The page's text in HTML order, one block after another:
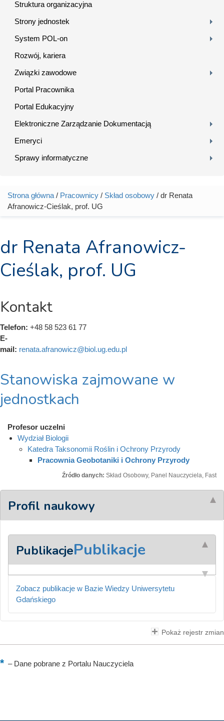
Struktura organizacyjna
Strony jednostek
System POL-on
Rozwój, kariera
Związki zawodowe
Portal Pracownika
Portal Edukacyjny
Elektroniczne Zarządzanie Dokumentacją
Emeryci
Sprawy informatyczne
Jesteś tutaj
Strona główna / Pracownicy / Skład osobowy / dr Renata
Afranowicz-Cieślak, prof. UG
dr Renata Afranowicz-
Cieślak, prof. UG
Kontakt
Telefon: +48 58 523 61 77
E-
mail: renata.afranowicz@biol.ug.edu.pl
Stanowiska zajmowane w
jednostkach
Profesor uczelni
Wydział Biologii
Katedra Taksonomii Roślin i Ochrony Przyrody
Pracownia Geobotaniki i Ochrony Przyrody
Źródło danych: Skład Osobowy, Panel Nauczyciela, Fast
Profil naukowy
PublikacjePublikacje
Zobacz publikacje w Bazie Wiedzy Uniwersytetu
Gdańskiego
Pokaż rejestr zmian
–Dane pobrane z Portalu Nauczyciela